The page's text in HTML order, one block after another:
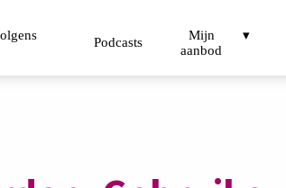
Podcasts
Mijn
aanbod